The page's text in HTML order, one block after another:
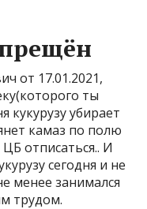
от 17.01.2021,
ты
кукурузу убирает
камаз по полю
отписаться.. И
сегодня и не
менее занимался
трудом.